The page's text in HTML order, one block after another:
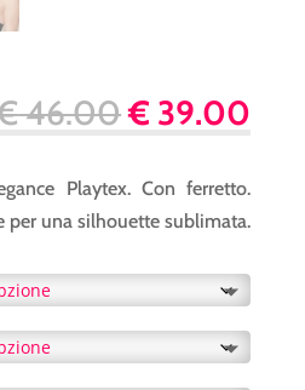
46.00Il
originale
era:
€ 46.00.
€ 39.00
è:
€
Playtex. Con ferretto.
per una silhouette sublimata.